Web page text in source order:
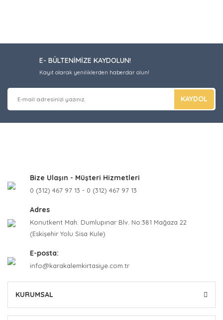
E- BÜLTENİMİZE KAYDOLUN!
Kayıt olarak yeniliklerden haberdar olun!
KAYDOL
Bize Ulaşın - Müşteri Hizmetleri
0 (312) 467 97 13 - 0 (312) 467 97 13
Adres
Konutkent Mah. Dumlupınar Blv. No:381 Mağaza 22
(Eskişehir Yolu Sisa Kule)
E-posta:
info@karakalemkirtasiye.com.tr
KURUMSAL